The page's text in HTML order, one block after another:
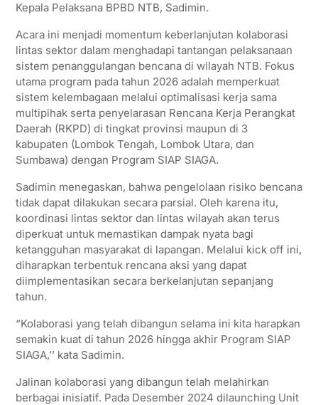
Kepala Pelaksana BPBD NTB, Sadimin.
Acara ini menjadi momentum keberlanjutan kolaborasi
lintas sektor dalam menghadapi tantangan pelaksanaan
sistem penanggulangan bencana di wilayah NTB. Fokus
utama program pada tahun 2026 adalah memperkuat
sistem kelembagaan melalui optimalisasi kerja sama
multipihak serta penyelarasan Rencana Kerja Perangkat
Daerah (RKPD) di tingkat provinsi maupun di 3
kabupaten (Lombok Tengah, Lombok Utara, dan
Sumbawa) dengan Program SIAP SIAGA.
Sadimin menegaskan, bahwa pengelolaan risiko bencana
tidak dapat dilakukan secara parsial. Oleh karena itu,
koordinasi lintas sektor dan lintas wilayah akan terus
diperkuat untuk memastikan dampak nyata bagi
ketangguhan masyarakat di lapangan. Melalui kick off ini,
diharapkan terbentuk rencana aksi yang dapat
diimplementasikan secara berkelanjutan sepanjang
tahun.
“Kolaborasi yang telah dibangun selama ini kita harapkan
semakin kuat di tahun 2026 hingga akhir Program SIAP
SIAGA,’’ kata Sadimin.
Jalinan kolaborasi yang dibangun telah melahirkan
berbagai inisiatif. Pada Desember 2024 dilaunching Unit